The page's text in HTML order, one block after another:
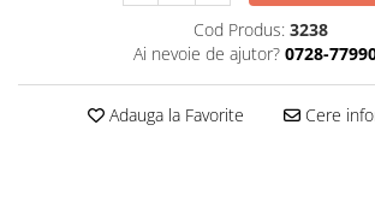
Pachete Promo
Cod Produs: 3238
Ai nevoie de ajutor? 0728-
Adauga la Favorite Cere